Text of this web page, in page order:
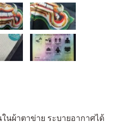
นผ้าตาข่าย ระบายอากาศได้